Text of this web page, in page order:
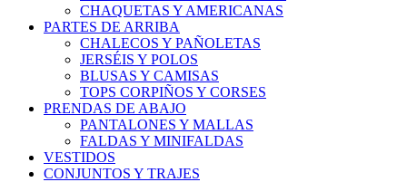
CHAQUETAS Y AMERICANAS
PARTES DE ARRIBA
CHALECOS Y PAÑOLETAS
JERSÉIS Y POLOS
BLUSAS Y CAMISAS
TOPS CORPIÑOS Y CORSES
PRENDAS DE ABAJO
PANTALONES Y MALLAS
FALDAS Y MINIFALDAS
VESTIDOS
CONJUNTOS Y TRAJES